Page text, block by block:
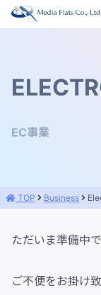
EC事業
TOP Business
ただいま準備中で
ご不便をお掛け